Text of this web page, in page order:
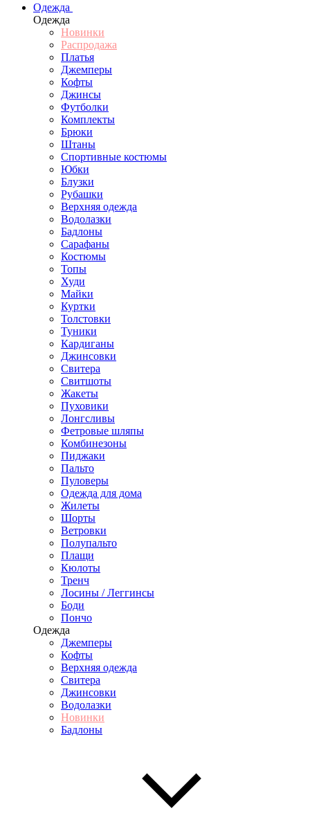
Одежда
Одежда
Новинки
Распродажа
Платья
Джемперы
Кофты
Джинсы
Футболки
Комплекты
Брюки
Штаны
Спортивные костюмы
Юбки
Блузки
Рубашки
Верхняя одежда
Водолазки
Бадлоны
Сарафаны
Костюмы
Топы
Худи
Майки
Куртки
Толстовки
Туники
Кардиганы
Джинсовки
Свитера
Свитшоты
Жакеты
Пуховики
Лонгсливы
Фетровые шляпы
Комбинезоны
Пиджаки
Пальто
Пуловеры
Одежда для дома
Жилеты
Шорты
Ветровки
Полупальто
Плащи
Кюлоты
Тренч
Лосины / Леггинсы
Боди
Пончо
Одежда
Джемперы
Кофты
Верхняя одежда
Свитера
Джинсовки
Водолазки
Новинки
Бадлоны